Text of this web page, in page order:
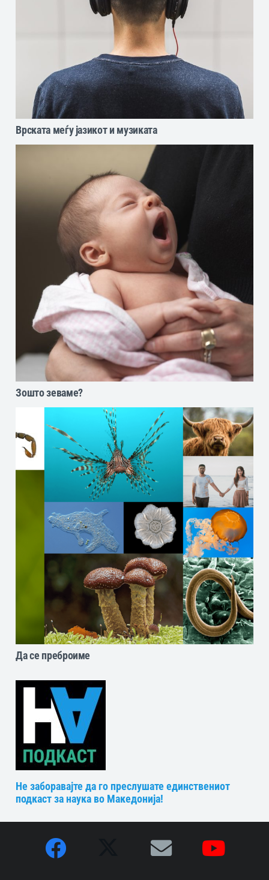
Врската меѓу јазикот и музиката
Зошто зеваме?
Да се преброиме
Не заборавајте да го преслушате единствениот
подкаст за наука во Македонија!